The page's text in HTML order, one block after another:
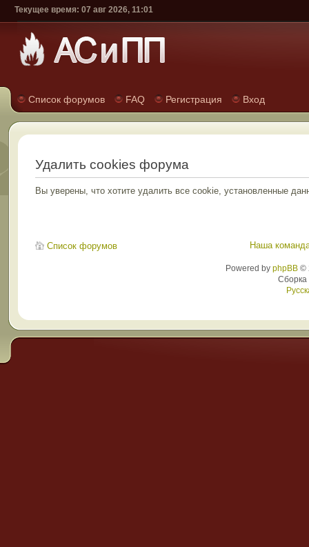
Текущее время: 07 авг 2026, 11:01
Список форумов FAQ Регистрация Вход
Удалить cookies форума
Вы уверены, что хотите удалить все cookie, установленные
Список форумов Наша
Powered by phpBB©